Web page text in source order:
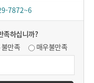
7872~6
족하십니까?
불만족 매우불만족